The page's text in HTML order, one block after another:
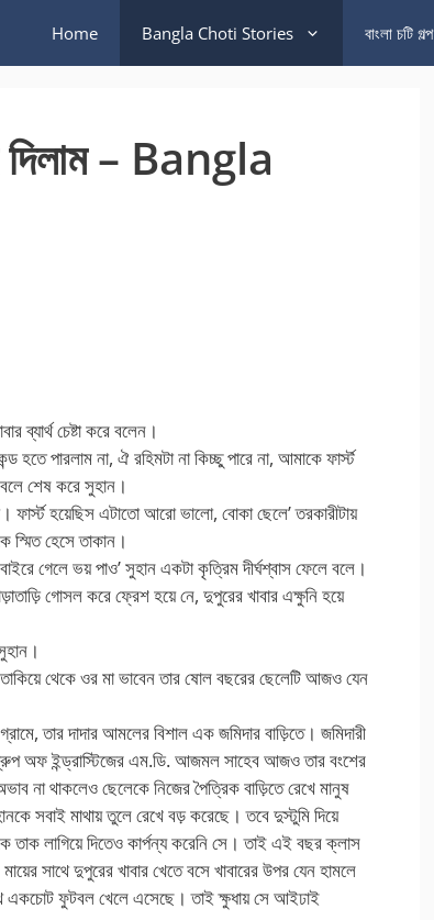
Home Bangla Choti Stories বাংলা চটি গল্প
দিলাম – Bangla
ব্যার্থ চেষ্টা করে বলেন।
হতে পারলাম না, ঐ রহিমটা না কিচ্ছু পারে না, আমাকে ফার্স্ট
শেষ করে সুহান।
হয়েছিস এটাতো আরো ভালো, বোকা ছেলে’ তরকারীটায়
স্মিত হেসে তাকান।
গেলে ভয় পাও’ সুহান একটা কৃত্রিম দীর্ঘশ্বাস ফেলে বলে।
গোসল করে ফ্রেশ হয়ে নে, দুপুরের খাবার এক্ষুনি হয়ে
থেকে ওর মা ভাবেন তার ষোল বছরের ছেলেটি আজও যেন
তার দাদার আমলের বিশাল এক জমিদার বাড়িতে। জমিদারী
অফ ইন্ড্রাস্টিজের এম.ডি. আজমল সাহেব আজও তার বংশের
না থাকলেও ছেলেকে নিজের পৈত্রিক বাড়িতে রেখে মানুষ
সবাই মাথায় তুলে রেখে বড় করেছে। তবে দুস্টুমি দিয়ে
লাগিয়ে দিতেও কার্পন্য করেনি সে। তাই এই বছর ক্লাস
সাথে দুপুরের খাবার খেতে বসে খাবারের উপর যেন হামলে
একচোট ফুটবল খেলে এসেছে। তাই ক্ষুধায় সে আইঢাই